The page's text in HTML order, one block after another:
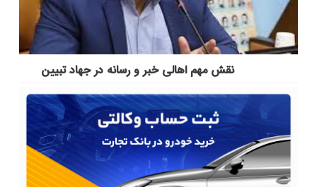
نقش مهم اهالی خبر و رسانه در جهاد تبیین